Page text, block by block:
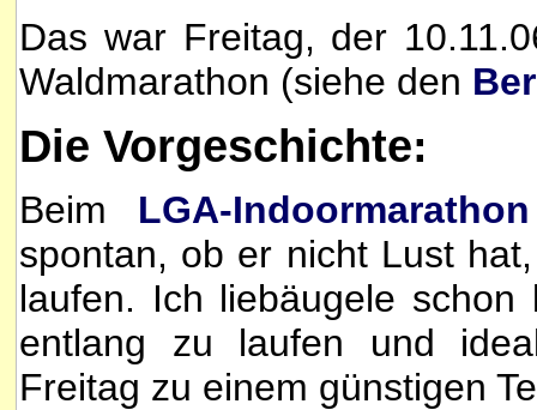
Das war Freitag, der
Waldmarathon (siehe den
Die Vorgeschichte:
Beim LGA-Indoormarathon
spontan, ob er nicht Lust
laufen. Ich liebäugele
entlang zu laufen und
Freitag zu einem günstigen